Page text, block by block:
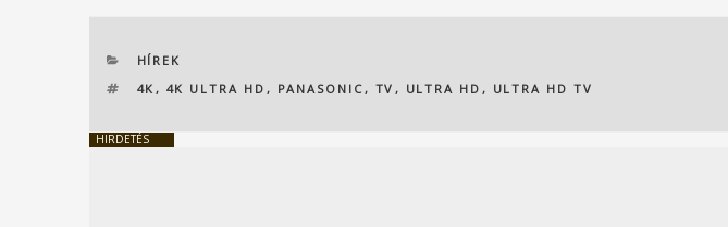
KATEGÓRIÁK
HÍREK
CÍMKÉK
4K , 4K ULTRA HD , PANASONIC , TV , ULTRA HD , ULTRA HD TV
HIRDETÉS